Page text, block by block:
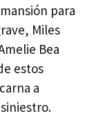
para
Miles
Bea
estos
a